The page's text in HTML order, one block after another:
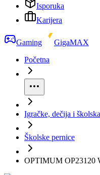
Isporuka
Karijera
Gaming
GigaMAX
Početna
Igračke, dečija i
Školske pernice
OPTIMUM OP23120